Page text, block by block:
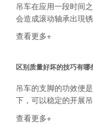
吊车在应用一段时间
会造成滚动轴承出現
车的...
查看更多+
区别质量好坏的技巧有哪
吊车的支脚的功效便
下，可以稳定的开展
衡进而...
查看更多+